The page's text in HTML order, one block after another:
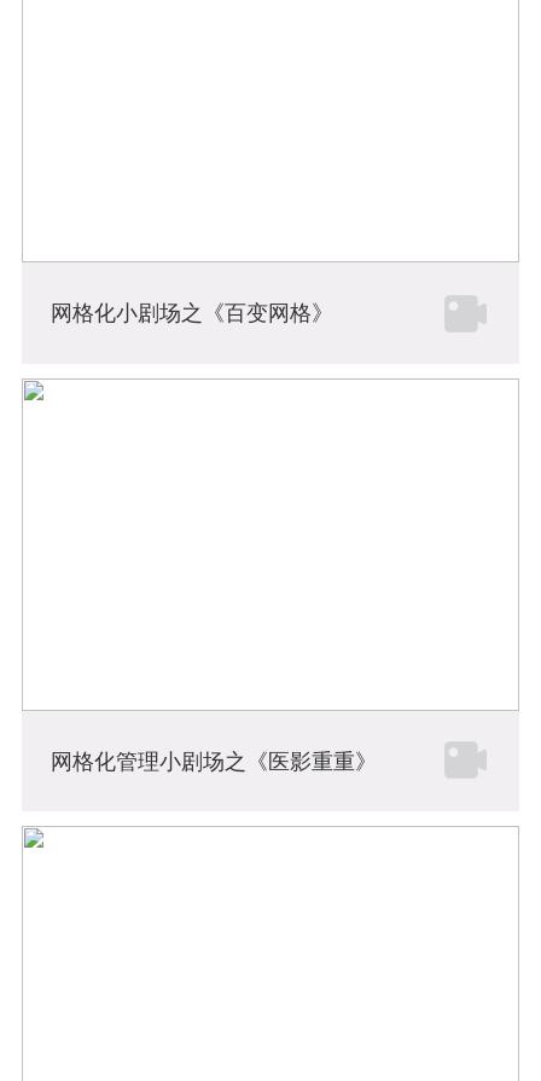
网格化小剧场之《百变网格》
网格化管理小剧场之《医影重重》